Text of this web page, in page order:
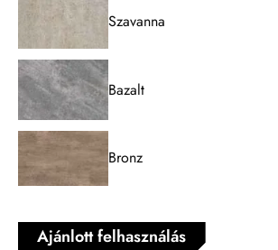
Szavanna
Bazalt
Bronz
Ajánlott felhasználás